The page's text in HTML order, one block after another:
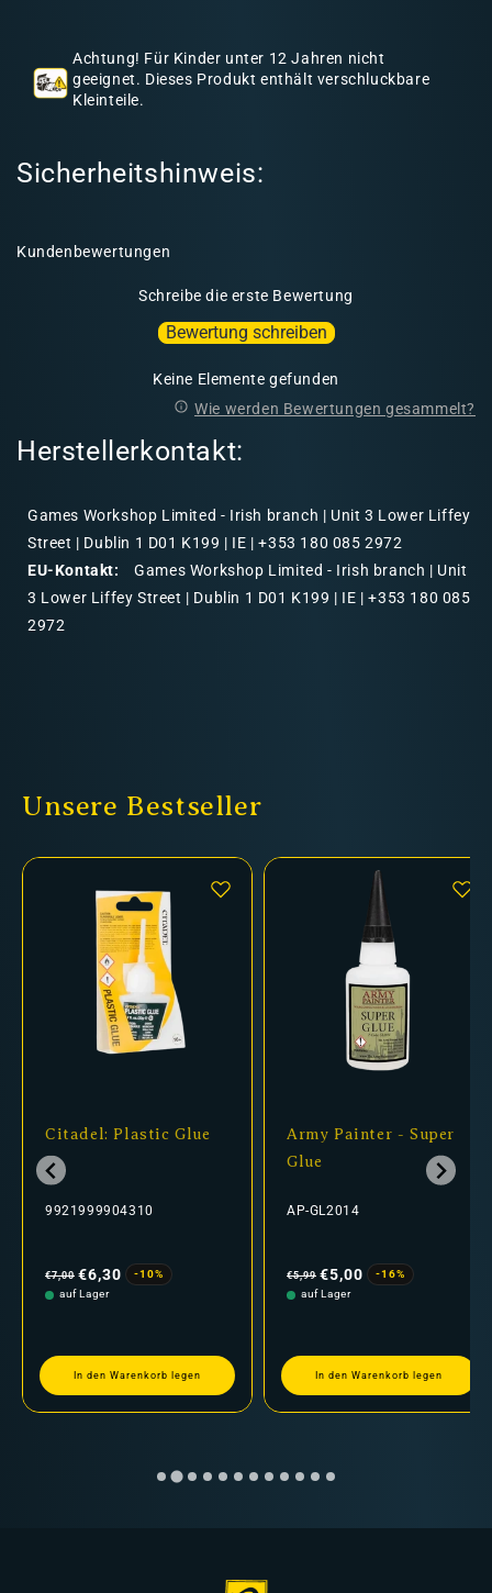
Achtung! Für Kinder unter 12 Jahren nicht
geeignet. Dieses Produkt enthält verschluckbare
Kleinteile.
Sicherheitshinweis:
Kundenbewertungen
Schreibe die erste Bewertung
Bewertung schreiben
Keine Elemente gefunden
Wie werden Bewertungen gesammelt?
Herstellerkontakt:
Games Workshop Limited - Irish branch | Unit 3 Lower Liffey
Street | Dublin 1 D01 K199 | IE | +353 180 085 2972
EU-Kontakt:
Games Workshop Limited - Irish branch | Unit
3 Lower Liffey Street | Dublin 1 D01 K199 | IE | +353 180 085
2972
Unsere Bestseller
Citadel: Plastic Glue
9921999904310
Preis
€7,00 €6,30
-10%
auf Lager
In den Warenkorb legen
Army Painter - Super
Glue
AP-GL2014
Preis
€5,99 €5,00
-16%
auf Lager
In den Warenkorb legen